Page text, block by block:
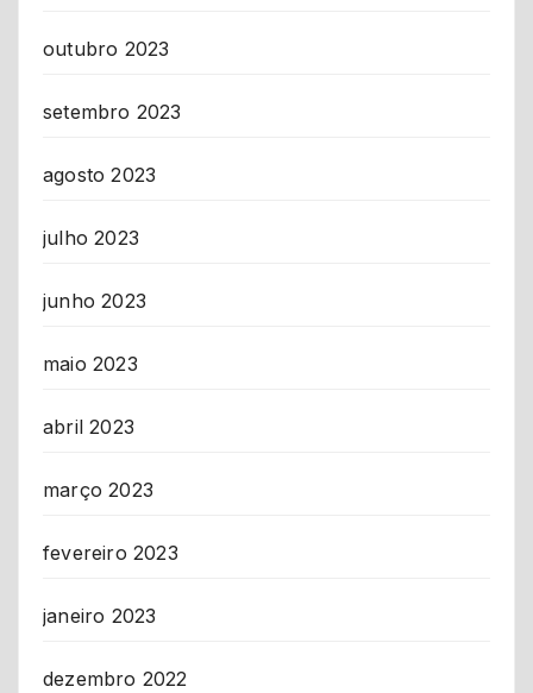
outubro 2023
setembro 2023
agosto 2023
julho 2023
junho 2023
maio 2023
abril 2023
março 2023
fevereiro 2023
janeiro 2023
dezembro 2022